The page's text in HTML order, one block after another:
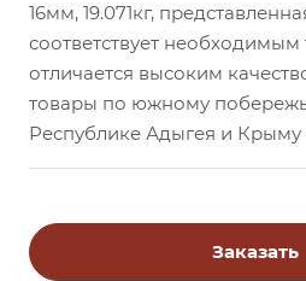
16мм, 19.071кг,
соответствует
отличается высоким
товары по южному
Республике Адыгея и Крыму
Заказать